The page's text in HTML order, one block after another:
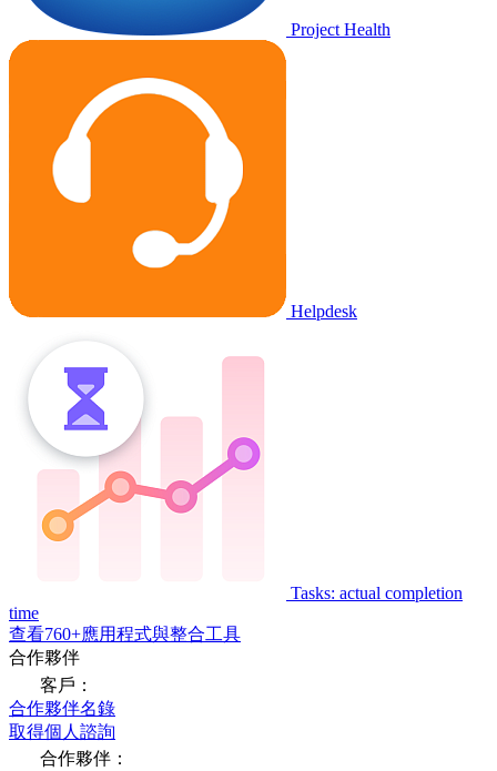
Project Health
Helpdesk
Tasks: actual completion
time
查看760+應用程式與整合工具
合作夥伴
客戶：
合作夥伴名錄
取得個人諮詢
合作夥伴：